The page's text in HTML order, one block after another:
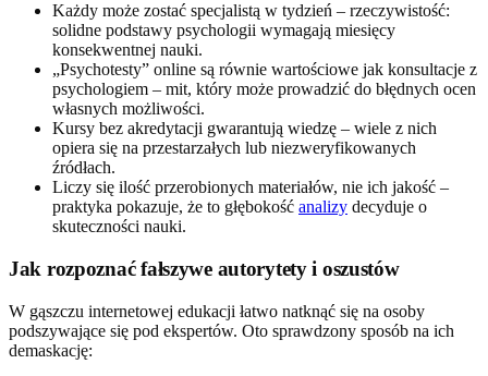
Każdy może zostać specjalistą w tydzień – rzeczywistość:
solidne podstawy psychologii wymagają miesięcy
konsekwentnej nauki.
„Psychotesty” online są równie wartościowe jak konsultacje z
psychologiem – mit, który może prowadzić do błędnych ocen
własnych możliwości.
Kursy bez akredytacji gwarantują wiedzę – wiele z nich
opiera się na przestarzałych lub niezweryfikowanych
źródłach.
Liczy się ilość przerobionych materiałów, nie ich jakość –
praktyka pokazuje, że to głębokość analizy decyduje o
skuteczności nauki.
Jak rozpoznać fałszywe autorytety i oszustów
W gąszczu internetowej edukacji łatwo natknąć się na osoby
podszywające się pod ekspertów. Oto sprawdzony sposób na ich
demaskację: